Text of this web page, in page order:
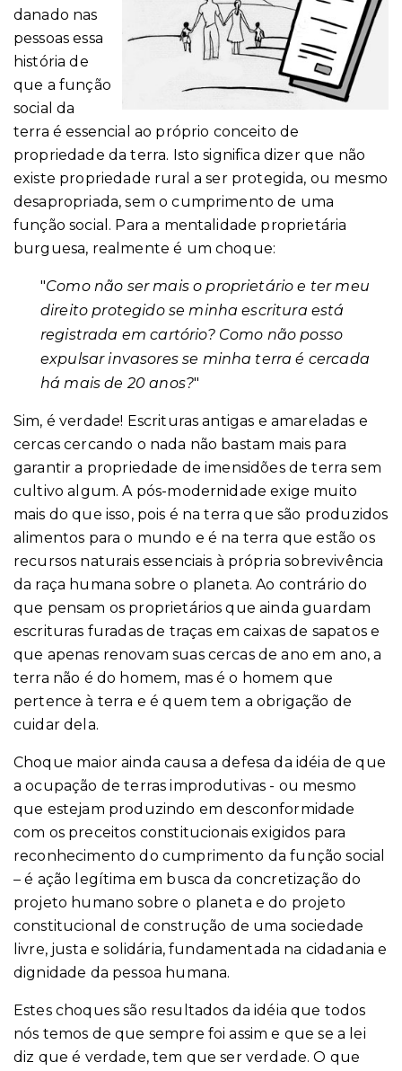
danado nas
pessoas essa
história de
que a função
social da
terra é essencial ao próprio conceito de
propriedade da terra. Isto significa dizer que não
existe propriedade rural a ser protegida, ou mesmo
desapropriada, sem o cumprimento de uma
função social. Para a mentalidade proprietária
burguesa, realmente é um choque:
"Como não ser mais o proprietário e ter meu
direito protegido se minha escritura está
registrada em cartório? Como não posso
expulsar invasores se minha terra é cercada
há mais de 20 anos?"
Sim, é verdade! Escrituras antigas e amareladas e
cercas cercando o nada não bastam mais para
garantir a propriedade de imensidões de terra sem
cultivo algum. A pós-modernidade exige muito
mais do que isso, pois é na terra que são produzidos
alimentos para o mundo e é na terra que estão os
recursos naturais essenciais à própria sobrevivência
da raça humana sobre o planeta. Ao contrário do
que pensam os proprietários que ainda guardam
escrituras furadas de traças em caixas de sapatos e
que apenas renovam suas cercas de ano em ano, a
terra não é do homem, mas é o homem que
pertence à terra e é quem tem a obrigação de
cuidar dela.
Choque maior ainda causa a defesa da idéia de que
a ocupação de terras improdutivas - ou mesmo
que estejam produzindo em desconformidade
com os preceitos constitucionais exigidos para
reconhecimento do cumprimento da função social
– é ação legítima em busca da concretização do
projeto humano sobre o planeta e do projeto
constitucional de construção de uma sociedade
livre, justa e solidária, fundamentada na cidadania e
dignidade da pessoa humana.
Estes choques são resultados da idéia que todos
nós temos de que sempre foi assim e que se a lei
diz que é verdade, tem que ser verdade. O que